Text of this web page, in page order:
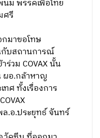
ม พรรคเพื่อไทย
ศรี
มาขอโทษ
บสถานการณ์
ร่วม COVAX นั้น
อ.กล้าหาญ
ศ ทั้งเรื่องการ
.อ.ประยุทธ์ จันทร์